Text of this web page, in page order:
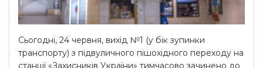
Сьогодні, 24 червня, вихід №1 (у бік зупинки
транспорту) з підвуличного пішохідного переходу на
станції «Захисників України» тимчасово зачинено до